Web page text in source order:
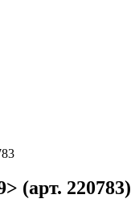
(арт. 220783)